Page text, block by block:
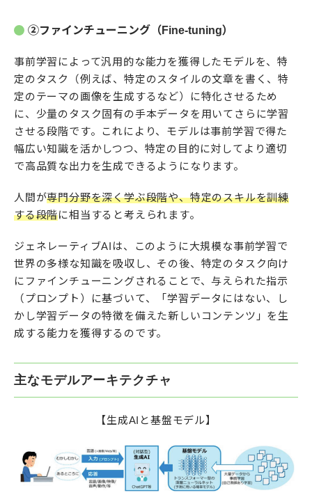
②ファインチューニング（Fine-tuning）
事前学習によって汎用的な能力を獲得したモデルを、特
定のタスク（例えば、特定のスタイルの文章を書く、特
定のテーマの画像を生成するなど）に特化させるため
に、少量のタスク固有の手本データを用いてさらに学習
させる段階です。これにより、モデルは事前学習で得た
幅広い知識を活かしつつ、特定の目的に対してより適切
で高品質な出力を生成できるようになります。
人間が専門分野を深く学ぶ段階や、特定のスキルを訓練
する段階に相当すると考えられます。
ジェネレーティブAIは、このように大規模な事前学習で
世界の多様な知識を吸収し、その後、特定のタスク向け
にファインチューニングされることで、与えられた指示
（プロンプト）に基づいて、「学習データにはない、し
かし学習データの特徴を備えた新しいコンテンツ」を生
成する能力を獲得するのです。
主なモデルアーキテクチャ
【生成AIと基盤モデル】